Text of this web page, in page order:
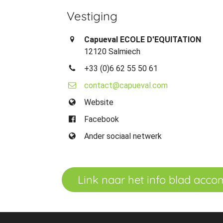
Vestiging
Capueval ECOLE D'EQUITATION
12120 Salmiech
+33 (0)6 62 55 50 61
contact@capueval.com
Website
Facebook
Ander sociaal netwerk
Link naar het info blad